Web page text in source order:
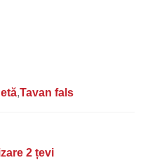
Tavan fals
2 țevi